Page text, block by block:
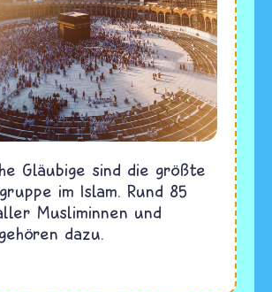
Gläubige sind die größte
im Islam. Rund 85
Musliminnen und
dazu.